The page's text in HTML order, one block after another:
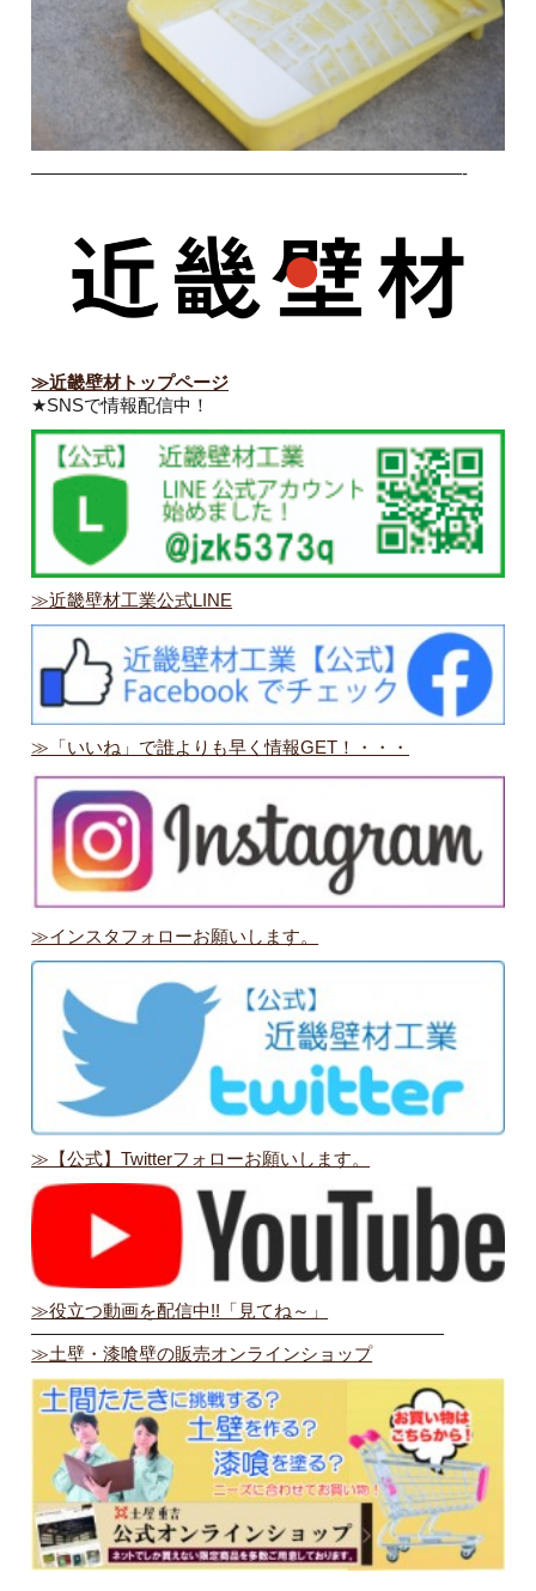
————————————————————————-
≫近畿壁材トップページ
★SNSで情報配信中！
≫近畿壁材工業公式LINE
≫「いいね」で誰よりも早く情報GET！・・・
≫インスタフォローお願いします。
≫【公式】Twitterフォローお願いします。
≫役立つ動画を配信中!!「見てね～」
———————————————————————
≫土壁・漆喰壁の販売オンラインショップ